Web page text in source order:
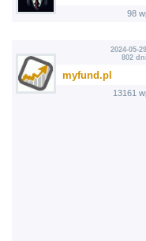
98
2024-05-
802
myfund.pl
13161